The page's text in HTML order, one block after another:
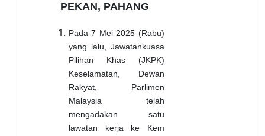
PEKAN, PAHANG
Pada 7 Mei 2025 (Rabu)
yang lalu, Jawatankuasa
Pilihan Khas (JKPK)
Keselamatan, Dewan
Rakyat, Parlimen
Malaysia telah
mengadakan satu
lawatan kerja ke Kem